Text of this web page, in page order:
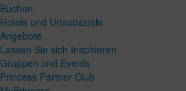
Buchen
Hotels und Urlaubsziele
Angebote
Lassen Sie sich Inspirieren
Gruppen und Events
Princess Partner Club